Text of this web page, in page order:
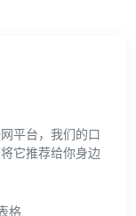
平台，我们的口
它推荐给你身边
格